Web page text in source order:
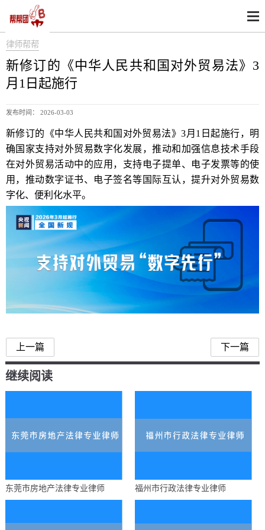
律师帮帮
新修订的《中华人民共和国对外贸易法》3
月1日起施行
发布时间： 2026-03-03
新修订的《中华人民共和国对外贸易法》3月1日起施行，明
确国家支持对外贸易数字化发展，推动和加强信息技术手段
在对外贸易活动中的应用，支持电子提单、电子发票等的使
用，推动数字证书、电子签名等国际互认，提升对外贸易数
字化、便利化水平。
上一篇 下一篇
继续阅读
东莞市房地产法律专业律师 福州市行政法律专业律师